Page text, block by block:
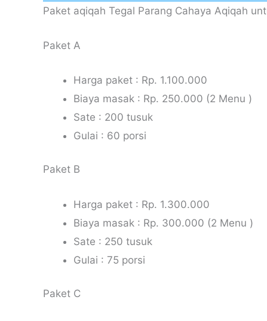
Paket aqiqah Tegal Parang Cahaya Aqiqah
Paket A
Harga paket : Rp. 1.100.000
Biaya masak : Rp. 250.000 (2 Menu )
Sate : 200 tusuk
Gulai : 60 porsi
Paket B
Harga paket : Rp. 1.300.000
Biaya masak : Rp. 300.000 (2 Menu )
Sate : 250 tusuk
Gulai : 75 porsi
Paket C